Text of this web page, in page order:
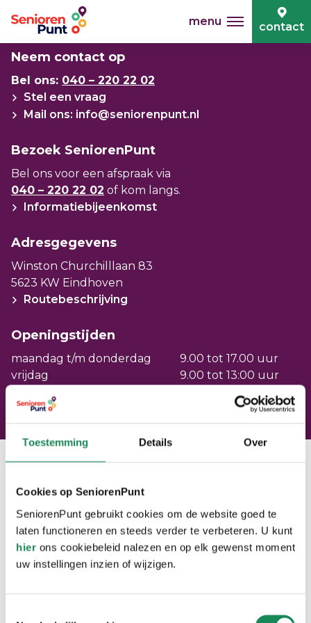
Toestemming Details Over
Cookies op SeniorenPunt
SeniorenPunt gebruikt cookies om de website goed te
laten functioneren en steeds verder te verbeteren. U kunt
hier ons cookiebeleid nalezen en op elk gewenst moment
uw instellingen inzien of wijzigen.
menu contact
Neem contact met ons op
Neem contact op
Bel ons: 040 – 220 22 02
Stel een vraag
Mail ons: info@seniorenpunt.nl
Bezoek SeniorenPunt
Bel ons voor een afspraak via
040 – 220 22 02 of kom langs.
Informatiebijeenkomst
Adresgegevens
Winston Churchilllaan 83
5623 KW Eindhoven
Routebeschrijving
Openingstijden
maandag t/m donderdag
9.00 tot 17.00 uur
vrijdag
9.00 tot 13:00 uur
Langer Thuis Wijzer Veldhoven
Langer Thuis Wijzer Geldrop-Mierlo
Helder over
Hoe wij helpen
Nieuws